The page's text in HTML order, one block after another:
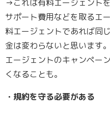
→これは有料エージェント
サポート費用などを取るエ
料エージェントであれば同
金は変わらないと思います
エージェントのキャンペー
くなることも。
・規約を守る必要がある